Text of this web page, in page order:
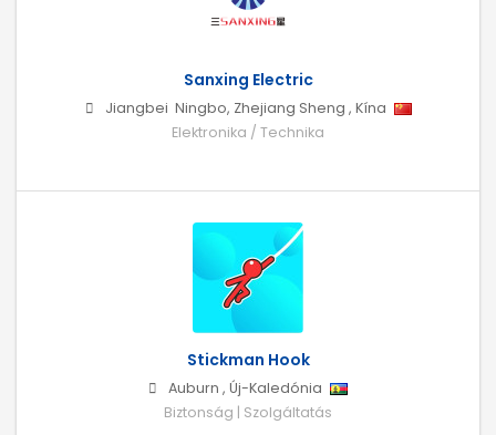
Sanxing Electric
Jiangbei Ningbo, Zhejiang Sheng , Kína
Elektronika / Technika
Stickman Hook
Auburn , Új-Kaledónia
Biztonság | Szolgáltatás